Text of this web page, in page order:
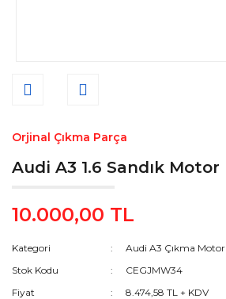
Orjinal Çıkma Parça
Audi A3 1.6 Sandık Motor
10.000,00 TL
Kategori
Audi A3 Çıkma Motor
Stok Kodu
CEGJMW34
Fiyat
8.474,58 TL + KDV